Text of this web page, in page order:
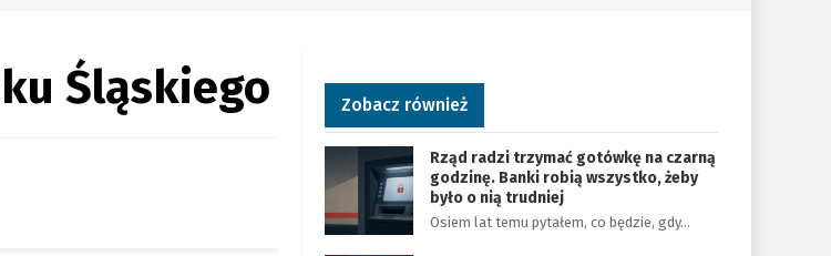
Śląskiego Zobacz również
Rząd radzi trzymać gotówkę na czarną
godzinę. Banki robią wszystko, żeby
było o nią trudniej
Osiem lat temu pytałem, co będzie, gdy…